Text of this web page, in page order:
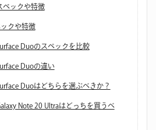
ペックや特徴
クや特徴
Duoのスペックを比較
Duoの違い
Duoはどちらを選ぶべきか？
Note 20 Ultraはどっちを買うべ